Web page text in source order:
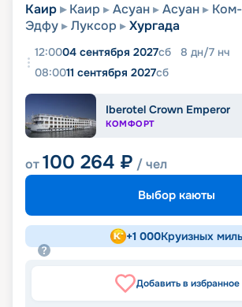
Каир Каир Асуан Асуан
Эдфу
Луксор Хургада
12:0004 сентября 2027сб 8 дн/7 нч
08:0011 сентября 2027сб
Iberotel Crown Emperor
КОМФОРТ
от100 264 ₽ / чел
Выбор каюты
+1 000Круизных миль
Добавить в избранное